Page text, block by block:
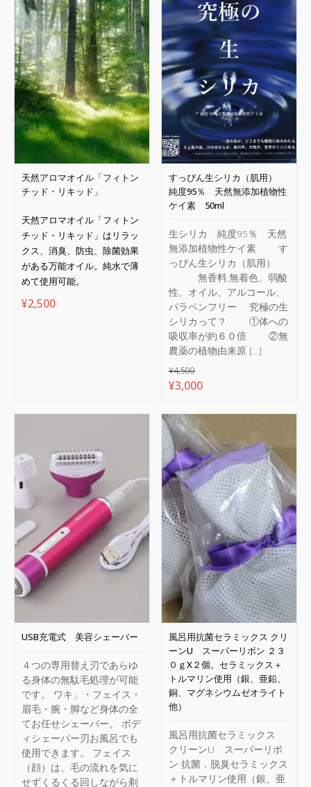
天然アロマオイル「フィトン
チッド・リキッド」
天然アロマオイル「フィトン
チッド・リキッド」はリラッ
クス、消臭、防虫、除菌効果
がある万能オイル。純水で薄
めて使用可能。
¥2,500
すっぴん生シリカ（肌用）
純度95％ 天然無添加植物性
ケイ素 50ml
生シリカ 純度95％ 天然
無添加植物性ケイ素 す
っぴん生シリカ（肌用）
無香料,無着色、弱酸
性、オイル、アルコール、
パラペンフリー 究極の生
シリカって？ ①体への
吸収率が約６０倍 ②無
農薬の植物由来原 […]
¥4,500
元
価
格
は
¥4,500
で
し
た。
¥3,000現
の
価
格
は
¥3,000
で
す。
USB充電式 美容シェーバー
４つの専用替え刃であらゆ
る身体の無駄毛処理が可能
です。 ワキ」・フェイス・
眉毛・腕・脚など身体の全
てお任せシェーバー。 ボデ
ィシェーバー刃お風呂でも
使用できます。 フェイス
（顔）は、毛の流れを気に
せずくるくる回しながら剃
風呂用抗菌セラミックス クリ
ーンU スーパーリボン ２３
０ｇX２個。セラミックス＋
トルマリン使用（銀、亜鉛、
銅、マグネシウムゼオライト
他）
風呂用抗菌セラミックス
クリーンU スーパーリボ
ン 抗菌．脱臭セラミックス
＋トルマリン使用（銀、亜